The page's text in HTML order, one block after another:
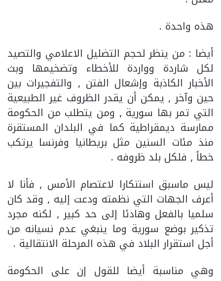
هذه واحدة .
أيضا : من ينظر لحجم التضليل الاعلامي والتصيد
لكل شاردة وواردة للأخطاء وتضخيمها وبث
الأخبار الكاذبة وإشعال الفتن , والتفجيرات بين
حين وآخر , يمكن أن يقدر الظروف غير الطبيعية
التي تمر بها سورية , ومن يتطلب من الحكومة
ممارسة ديمقراطية كما في البلدان المستقرة
منذ مئات السنين مثل بريطانيا وفرنسا يرتكب
خطأ , فلكل بلد ظروفه .
ليس ماسبق استنكارا لاعتصام الأمس , فأنا لا
أعرف الجهات التي نظمته ودعت إليه , وقد كان
سلميا بالفعل وهادئا إلى حد كبير , لكنه مجرد
تذكير بوضع سورية وما ينبغي عدم نسيانه من
أجل استقرار البلاد في هذه المرحلة الانتقالية .
وهي مناسبة أيضا للقول إن على الحكومة